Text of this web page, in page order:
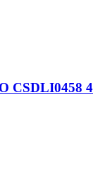
CSDLI0458 4